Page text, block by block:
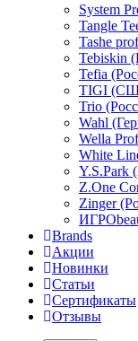
System
Tangle
Tashe
Tebiskin
Tefia
TIGI
Trio
Wahl
Wella
White
Y.S.Park
Z.One
Zinger
Brands
Акции
Новинки
Статьи
Сертификаты
Отзывы